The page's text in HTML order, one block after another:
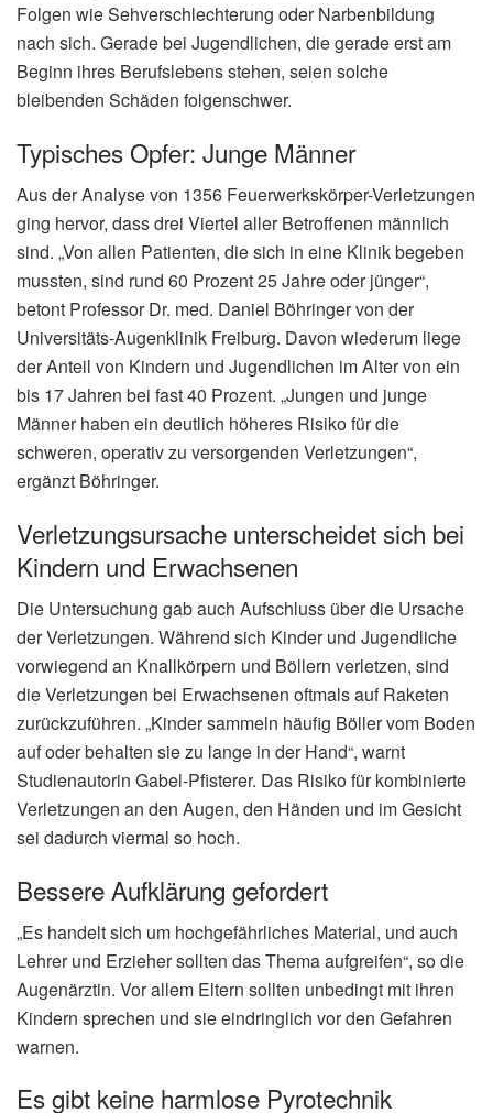
Folgen wie Sehverschlechterung oder Narbenbildung
nach sich. Gerade bei Jugendlichen, die gerade erst am
Beginn ihres Berufslebens stehen, seien solche
bleibenden Schäden folgenschwer.
Typisches Opfer: Junge Männer
Aus der Analyse von 1356 Feuerwerkskörper-Verletzungen
ging hervor, dass drei Viertel aller Betroffenen männlich
sind. „Von allen Patienten, die sich in eine Klinik begeben
mussten, sind rund 60 Prozent 25 Jahre oder jünger“,
betont Professor Dr. med. Daniel Böhringer von der
Universitäts-Augenklinik Freiburg. Davon wiederum liege
der Anteil von Kindern und Jugendlichen im Alter von ein
bis 17 Jahren bei fast 40 Prozent. „Jungen und junge
Männer haben ein deutlich höheres Risiko für die
schweren, operativ zu versorgenden Verletzungen“,
ergänzt Böhringer.
Verletzungsursache unterscheidet sich bei
Kindern und Erwachsenen
Die Untersuchung gab auch Aufschluss über die Ursache
der Verletzungen. Während sich Kinder und Jugendliche
vorwiegend an Knallkörpern und Böllern verletzen, sind
die Verletzungen bei Erwachsenen oftmals auf Raketen
zurückzuführen. „Kinder sammeln häufig Böller vom Boden
auf oder behalten sie zu lange in der Hand“, warnt
Studienautorin Gabel-Pfisterer. Das Risiko für kombinierte
Verletzungen an den Augen, den Händen und im Gesicht
sei dadurch viermal so hoch.
Bessere Aufklärung gefordert
„Es handelt sich um hochgefährliches Material, und auch
Lehrer und Erzieher sollten das Thema aufgreifen“, so die
Augenärztin. Vor allem Eltern sollten unbedingt mit ihren
Kindern sprechen und sie eindringlich vor den Gefahren
warnen.
Es gibt keine harmlose Pyrotechnik